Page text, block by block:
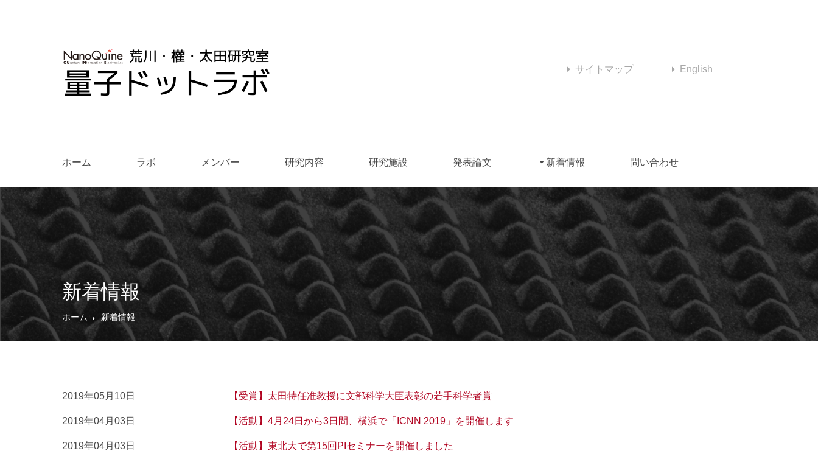
サイトマップ English
ホーム ラボ メンバー 研究内容 研究施設 発表論文 新着情報 問い合わせ
新着情報
ホーム 新着情報
2019年05月10日 【受賞】 太田特任准教授に文部科学大臣表彰の若手科学者賞
2019年04月03日 【活動】4月24日から3日間、横浜で「ICNN 2019」を開催します
2019年04月03日 【活動】東北大で第15回PIセミナーを開催しました